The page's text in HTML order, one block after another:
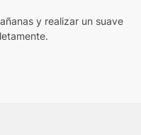
y realizar un suave